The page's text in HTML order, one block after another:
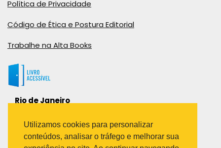
Política de Privacidade
Código de Ética e Postura Editorial
Trabalhe na Alta Books
Rio de Janeiro
Bairro Industrial do Jacaré
Rio de Janeiro – RJ – CEP: 20970-031
Utilizamos cookies para personalizar
conteúdos, analisar o tráfego e melhorar sua